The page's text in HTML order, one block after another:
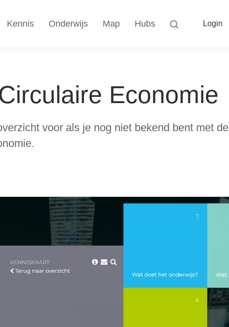
Economie
voor als je nog niet bekend bent met de
Kennis Onderwijs Map Hubs Login